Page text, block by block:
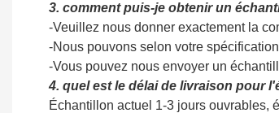
3. comment puis-je obtenir un
-Veuillez nous donner exactement la
-Nous pouvons selon votre
-Vous pouvez nous envoyer un
4. quel est le délai de livraison pour
Échantillon actuel 1-3 jours ouvrables,